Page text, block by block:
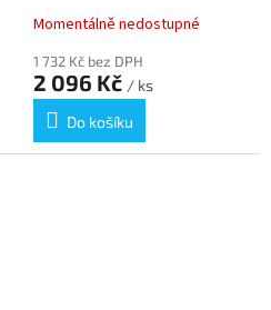
296 mm, odnímatelný,
Momentálně nedostupné
1 732 Kč bez DPH
2 096 Kč / ks
Do košíku